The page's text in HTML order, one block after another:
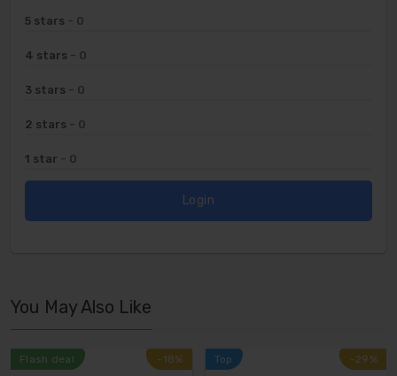
5 stars - 0
4 stars - 0
3 stars - 0
2 stars - 0
1 star - 0
Login
You May Also Like
Flash deal -18%
-18% Top -29%
-29%